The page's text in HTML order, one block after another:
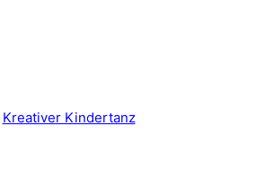
Kreativer Kindertanz